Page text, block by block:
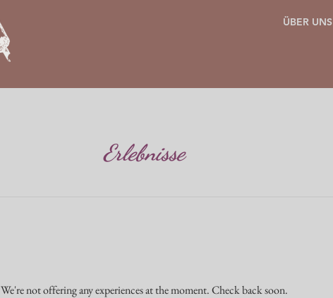
ÜBER UNS
Erlebnisse
We're not offering any experiences at the moment. Check back soon.